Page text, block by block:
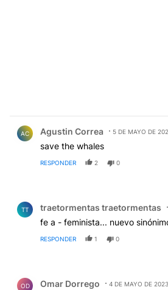
AC Agustin Correa 5 DE MAYO DE
save the whales
RESPONDER 2 0
TT traetormentas traetormentas
fe a - feminista... nuevo
RESPONDER 1 0
OD Omar Dorrego 4 DE MAYO DE 2023